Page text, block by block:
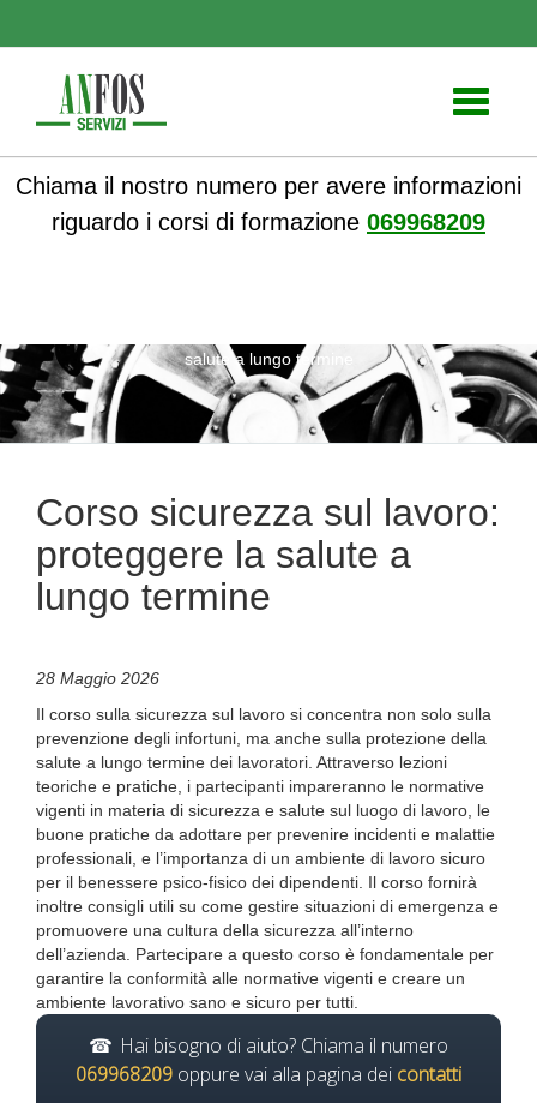
Toggle
Chiama il nostro numero per avere informazioni
riguardo i corsi di formazione 069968209
salute a lungo termine
Corso sicurezza sul lavoro:
proteggere la salute a
lungo termine
28 Maggio 2026
Il corso sulla sicurezza sul lavoro si concentra non solo sulla
prevenzione degli infortuni, ma anche sulla protezione della
salute a lungo termine dei lavoratori. Attraverso lezioni
teoriche e pratiche, i partecipanti impareranno le normative
vigenti in materia di sicurezza e salute sul luogo di lavoro, le
buone pratiche da adottare per prevenire incidenti e malattie
professionali, e l’importanza di un ambiente di lavoro sicuro
per il benessere psico-fisico dei dipendenti. Il corso fornirà
inoltre consigli utili su come gestire situazioni di emergenza e
promuovere una cultura della sicurezza all’interno
dell’azienda. Partecipare a questo corso è fondamentale per
garantire la conformità alle normative vigenti e creare un
ambiente lavorativo sano e sicuro per tutti.
Hai bisogno di aiuto? Chiama il numero
069968209 oppure vai alla pagina dei contatti